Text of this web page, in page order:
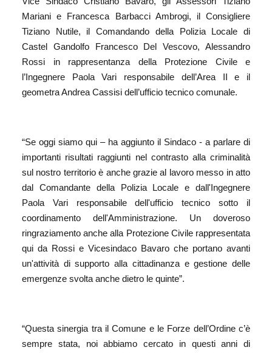
Mariani e Francesca Barbacci Ambrogi, il Consigliere
Tiziano Nutile, il Comandando della Polizia Locale di
Castel Gandolfo Francesco Del Vescovo, Alessandro
Rossi in rappresentanza della Protezione Civile e
l’Ingegnere Paola Vari responsabile dell’Area II e il
geometra Andrea Cassisi dell’ufficio tecnico comunale.
“Se oggi siamo qui – ha aggiunto il Sindaco - a parlare di
importanti risultati raggiunti nel contrasto alla criminalità
sul nostro territorio è anche grazieal lavoro messo in atto
da l Comandante del la Polizia Locale e dall'Ingegnere
Paola Vari responsabile dell'ufficio tecnico
sotto il
coordinamento dell'Amministrazione. Un doveroso
ringraziamento anche alla Protezione Civile rappresentata
qui da Rossi e Vicesindaco Bavaro che portano avanti
un'attività di supporto alla cittadinanza e gestione delle
emergenze svolta anche dietro le quinte”.
“Questa sinergia tra il Comune e le Forze dell’Ordine c’è
sempre stata, noi abbiamo cercato in questi anni di